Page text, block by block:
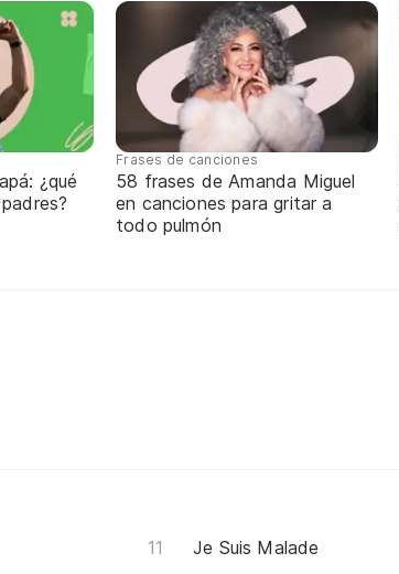
¿qué
Frases de canciones
58 frases de Amanda Miguel
en canciones para gritar a
todo pulmón
Je Suis Malade